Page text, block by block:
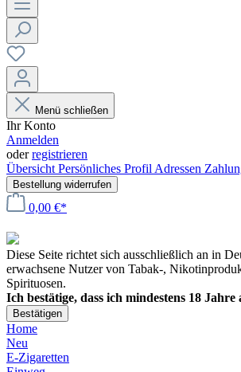
Menü schließen
Ihr Konto
Anmelden
oderregistrieren
Übersicht Persönliches Profil Adressen
Bestellung widerrufen
0,00 €*
Diese Seite richtet sich ausschließlich an in
erwachsene Nutzer von Tabak-,
Spirituosen.
Ich bestätige, dass ich mindestens 18 Jahre
Bestätigen
Home
Neu
E-Zigaretten